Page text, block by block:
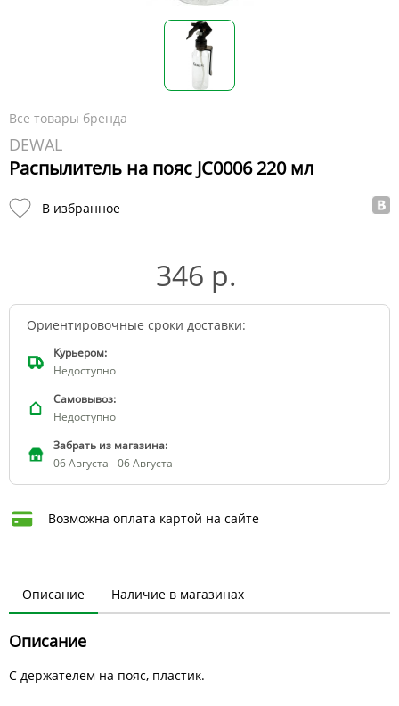
Все товары бренда
DEWAL
Распылитель на пояс JC0006 220 мл
В избранное
346 р.
Ориентировочные сроки доставки:
Курьером:
Недоступно
Самовывоз:
Недоступно
Забрать из магазина:
06 Августа - 06 Августа
Возможна оплата картой на сайте
Описание Наличие в магазинах
Описание
С держателем на пояс, пластик.